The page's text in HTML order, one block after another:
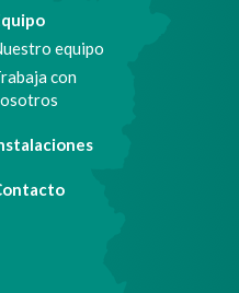
equipo
con